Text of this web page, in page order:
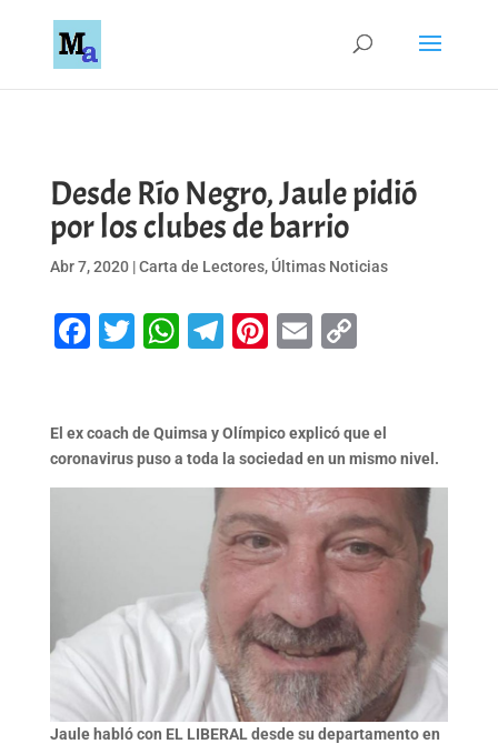
Desde Río Negro, Jaule pidió
por los clubes de barrio
Abr 7, 2020|Carta de Lectores, Últimas Noticias
Facebook
Twitter
WhatsApp
Telegram
Pinterest
EmailCopy
El ex coach de Quimsa y Olímpico explicó que el
coronavirus puso a toda la sociedad en un mismo nivel.
Jaule habló con EL LIBERAL desde su departamento en